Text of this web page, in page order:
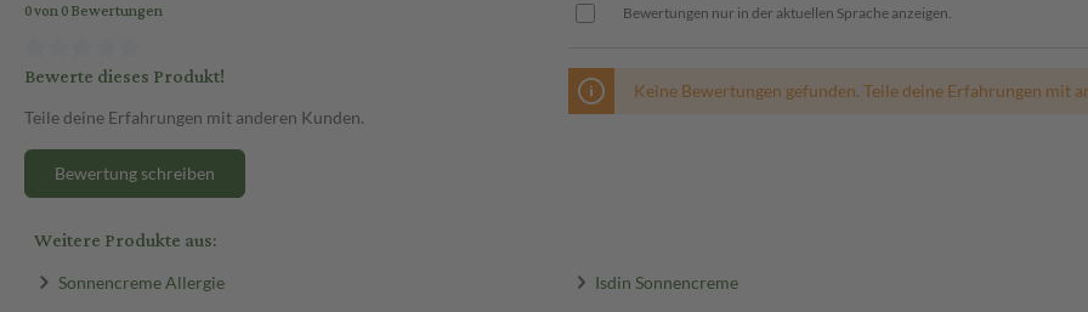
0 von 0 Bewertungen
Bewerte dieses Produkt!
Teile deine Erfahrungen mit anderen Kunden.
Bewertung schreiben
Bewertungen nur in der aktuellen Sprache anzeigen.
Keine Bewertungen gefunden. Teile deine Erfahrungen mit
Weitere Produkte aus:
Sonnencreme Allergie Isdin Sonnencreme